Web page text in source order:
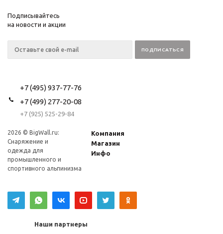
Подписывайтесь
на новости и акции
+7 (495) 937-77-76
+7 (499) 277-20-08
+7 (925) 525-29-84
2026 © BigWall.ru:
Снаряжение и
одежда для
промышленного и
спортивного альпинизма
Компания
Магазин
Инфо
Наши партнеры